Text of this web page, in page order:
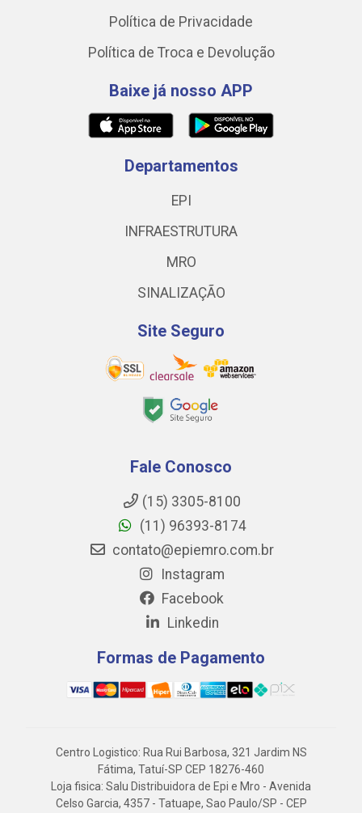
Política de Privacidade
Política de Troca e Devolução
Baixe já nosso APP
Departamentos
EPI
INFRAESTRUTURA
MRO
SINALIZAÇÃO
Site Seguro
Fale Conosco
(15) 3305-8100
(11) 96393-8174
contato@epiemro.com.br
Instagram
Facebook
Linkedin
Formas de Pagamento
Centro Logistico: Rua Rui Barbosa, 321 Jardim NS
Fátima, Tatuí-SP CEP 18276-460
Loja fisica: Salu Distribuidora de Epi e Mro - Avenida
Celso Garcia, 4357 - Tatuape, Sao Paulo/SP - CEP